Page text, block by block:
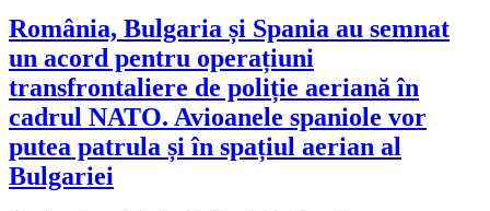
România, Bulgaria și Spania au semnat
un acord pentru operațiuni
transfrontaliere de poliție aeriană în
cadrul NATO. Avioanele spaniole vor
putea patrula și în spațiul aerian al
Bulgariei